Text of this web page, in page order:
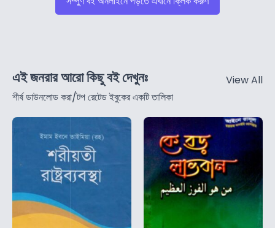
এই জনরার আরো কিছু বই দেখুনঃ
শীর্ষ ডাউনলোড করা/টপ রেটেড ইবুকের একটি তালিকা
View All